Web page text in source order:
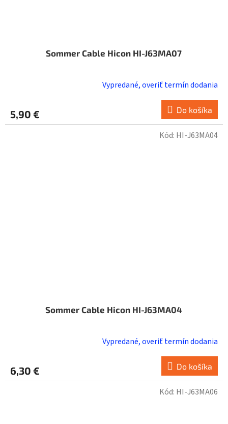
Sommer Cable Hicon HI-J63MA07
Vypredané, overiť termín dodania
5,90 € Do košíka
Sommer Cable Hicon HI-J63MA04
Vypredané, overiť termín dodania
6,30 € Do košíka
Kód: HI-J63MA04
Kód: HI-J63MA06